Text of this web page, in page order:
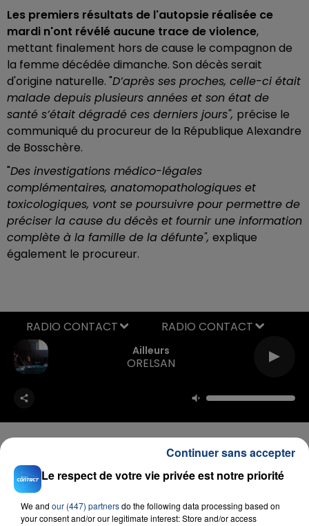
Les premiers résultats de l'autopsie réalisée ce
mardi n'ont révélé aucune trace de violence,
mettant finalement hors de cause le compagnon de
la femme décédée dimanche. Son décès serait
d'origine naturelle. "D’après ses proches, celle-ci était
malade depuis plusieurs années et son état de
santé s’était dégradé ces derniers jours", précise le
communiqué du procureur de la République Alexandre
de Bosschère.
"Des investigations médico-légales
complémentaires, anatomopathologiques et
toxicologiques, vont se poursuivre pour permettre de
préciser la cause du décès et fournir une information
complète à la famille de la défunte", explique
également le procureur.
Ailleurs
ORELSAN
RADIO CONTACT
FIL D'ACTU
Le respect de votre vie privée est notre priorité
We and our (447) partnersdo the following data processing based on
your consent and/or our legitimate interest: Store and/or access
Continuer sans accepter